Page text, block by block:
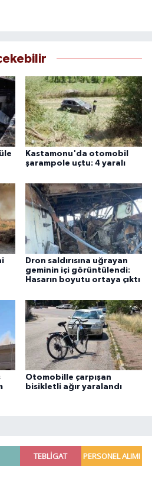
Kastamonu'da otomobil
şarampole uçtu: 4 yaralı
Dron saldırısına uğrayan
geminin içi görüntülendi:
Hasarın boyutu ortaya çıktı
Otomobille çarpışan
bisikletli ağır yaralandı